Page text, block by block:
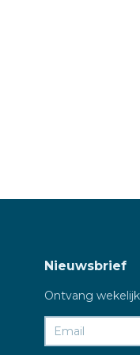
Nieuwsbrief
Ontvang